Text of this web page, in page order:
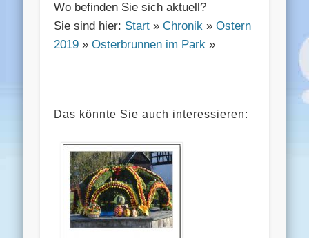
Wo befinden Sie sich aktuell?
Sie sind hier: Start »Chronik »Ostern
2019 »Osterbrunnen im Park »
Das könnte Sie auch interessieren: